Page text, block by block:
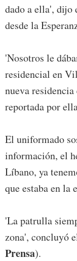
dado a ella', dijo
desde la
'Nosotros le
residencial en
nueva
reportada por
El uniformado
información, el
Líbano, ya
que estaba en la
'La patrulla
zona', concluyó
Prensa).